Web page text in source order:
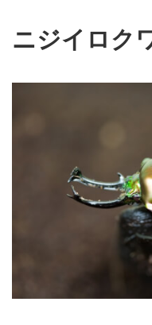
ニジイロク